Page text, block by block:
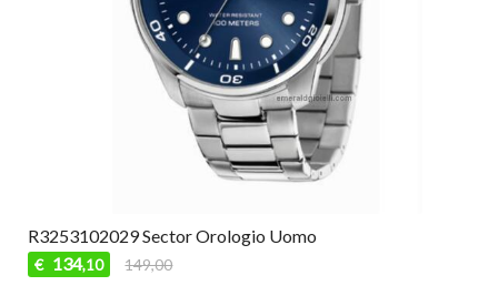
R3253102029 Sector Orologio Uomo
€ 134,10 149,00